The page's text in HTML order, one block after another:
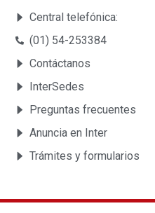
Central telefónica:
(01) 54-253384
Contáctanos
InterSedes
Preguntas frecuentes
Anuncia en Inter
Trámites y formularios